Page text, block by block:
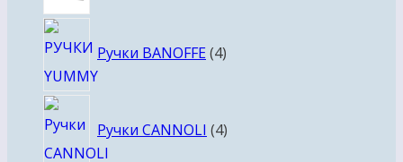
Ручки BANOFFE 4товара
Ручки CANNOLI 4товара